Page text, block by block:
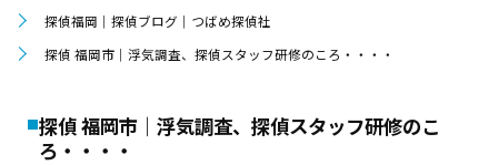
探偵福岡｜探偵ブログ｜つばめ探偵社
探偵 福岡市｜浮気調査、探偵スタッフ研修のころ・・・・
探偵 福岡市｜浮気調査、探偵スタッフ研修のこ
ろ・・・・